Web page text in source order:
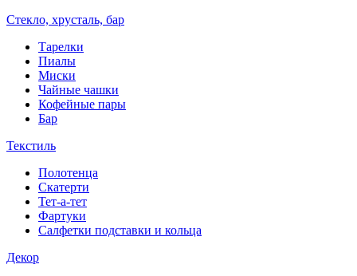
Стекло, хрусталь, бар
Тарелки
Пиалы
Миски
Чайные чашки
Кофейные пары
Бар
Текстиль
Полотенца
Скатерти
Тет-а-тет
Фартуки
Салфетки подставки и кольца
Декор